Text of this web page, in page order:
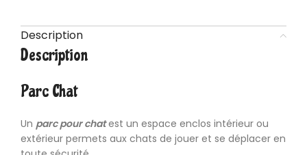
Description
Description
Parc Chat
Un parc pour chatest un espace enclos intérieur ou
extérieur permets aux chats de jouer et se déplacer en